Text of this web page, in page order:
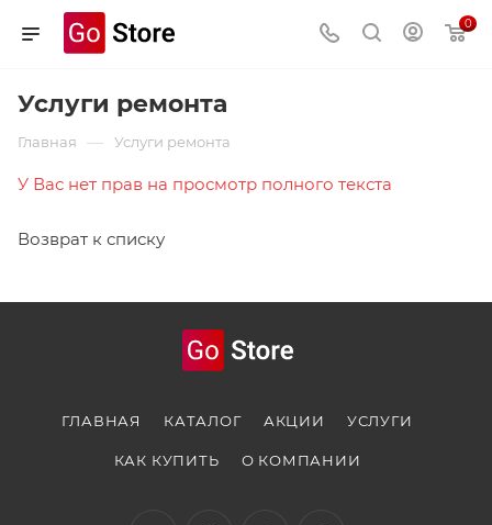
0
Услуги ремонта
Главная — Услуги ремонта
У Вас нет прав на просмотр полного текста
Возврат к списку
ГЛАВНАЯ КАТАЛОГ АКЦИИ УСЛУГИ
КАК КУПИТЬ О КОМПАНИИ